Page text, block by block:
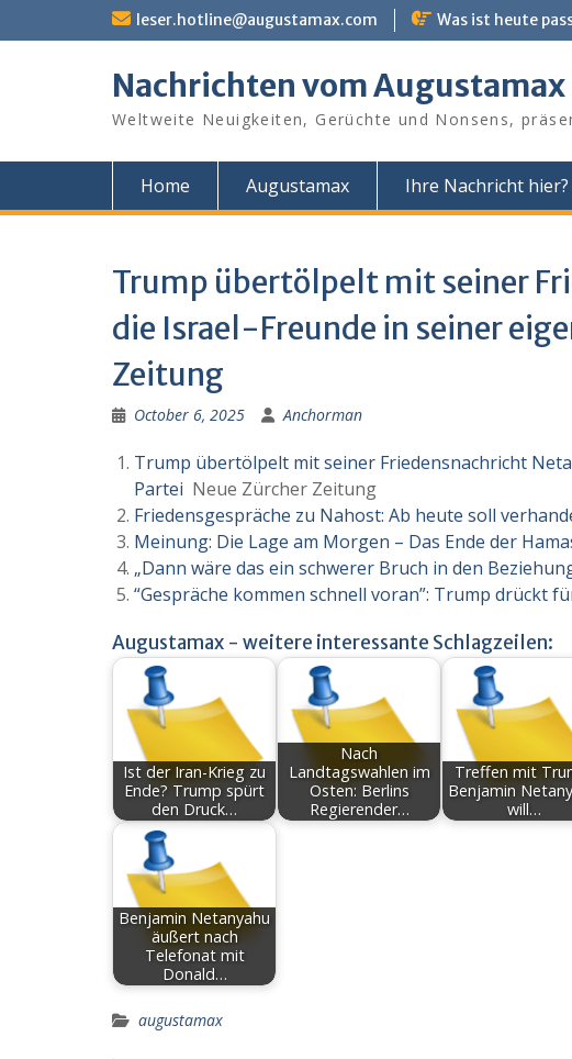
leser.hotline@augustamax.com Was ist heute
Nachrichten vom Augustamax
Weltweite Neuigkeiten, Gerüchte und Nonsens,
Home Augustamax Ihre Nachricht hier?
Trump übertölpelt mit seiner
die Israel-Freunde in seiner
Zeitung
October 6, 2025 Anchorman
Trump übertölpelt mit seiner Friedensnachricht
Partei Neue Zürcher Zeitung
Friedensgespräche zu Nahost: Ab heute soll
Meinung: Die Lage am Morgen – Das Ende der
„Dann wäre das ein schwerer Bruch in den
“Gespräche kommen schnell voran”: Trump drückt
Augustamax - weitere interessante Schlagzeilen:
Ist der Iran-Krieg zu
Ende? Trump spürt
den Druck…
Nach
Landtagswahlen im
Osten: Berlins
Regierender…
Treffen mit
Benjamin
will…
Benjamin Netanyahu
äußert nach
Telefonat mit
Donald…
augustamax